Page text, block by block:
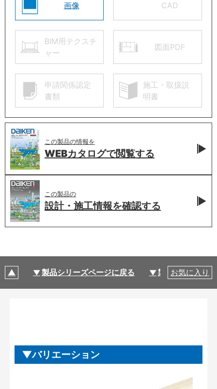
画像 CAD
BIM用テクスチ
ャー
図面PDF
申請関係認定
書類
施工・取扱説
明書
この製品の情報を
WEBカタログで閲覧する
この製品の
設計・施工情報を確認する
製品シリーズページに戻る 製品仕様
お気に入り
バリエーション